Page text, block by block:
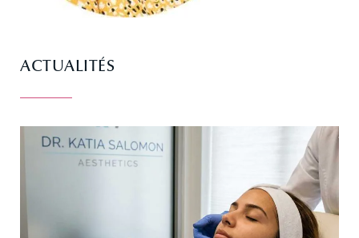
ACTUALITÉS